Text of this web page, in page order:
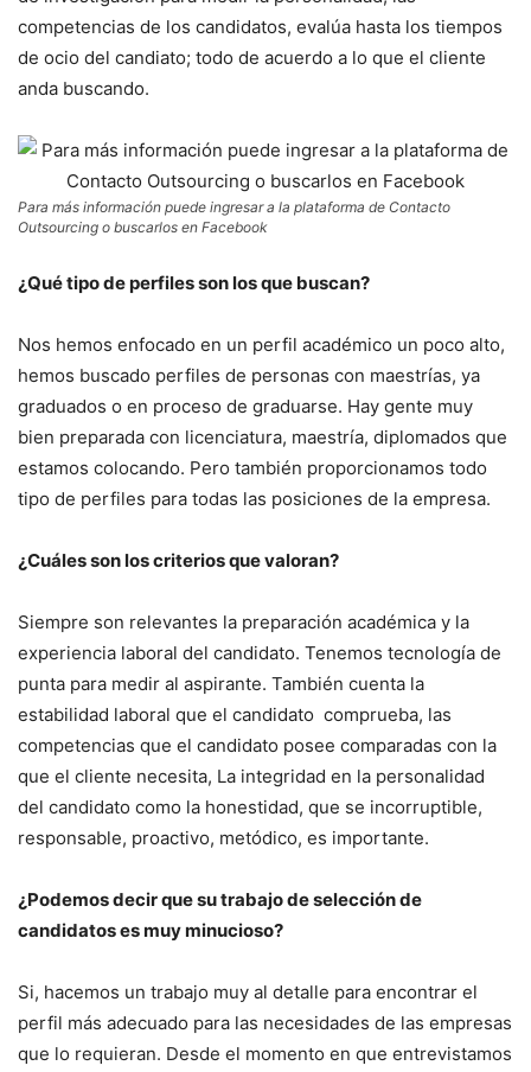
competencias de los candidatos, evalúa hasta los tiempos
de ocio del candiato; todo de acuerdo a lo que el cliente
anda buscando.
Para más información puede ingresar a la plataforma de Contacto
Outsourcing o buscarlos en Facebook
¿Qué tipo de perfiles son los que buscan?
Nos hemos enfocado en un perfil académico un poco alto,
hemos buscado perfiles de personas con maestrías, ya
graduados o en proceso de graduarse. Hay gente muy
bien preparada con licenciatura, maestría, diplomados que
estamos colocando. Pero también proporcionamos todo
tipo de perfiles para todas las posiciones de la empresa.
¿Cuáles son los criterios que valoran?
Siempre son relevantes la preparación académica y la
experiencia laboral del candidato. Tenemos tecnología de
punta para medir al aspirante. También cuenta la
estabilidad laboral que el candidato comprueba, las
competencias que el candidato posee comparadas con la
que el cliente necesita, La integridad en la personalidad
del candidato como la honestidad, que se incorruptible,
responsable, proactivo, metódico, es importante.
¿Podemos decir que su trabajo de selección de
candidatos es muy minucioso?
Si, hacemos un trabajo muy al detalle para encontrar el
perfil más adecuado para las necesidades de las empresas
que lo requieran. Desde el momento en que entrevistamos